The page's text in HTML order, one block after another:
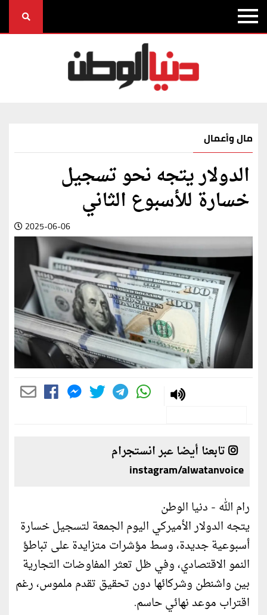
مال وأعمال
الدولار يتجه نحو تسجيل
خسارة للأسبوع الثاني
2025-06-06
تابعنا أيضا عبر انستجرام
instagram/alwatanvoice
رام الله - دنيا الوطن
يتجه الدولار الأميركي اليوم الجمعة لتسجيل خسارة
أسبوعية جديدة، وسط مؤشرات متزايدة على تباطؤ
النمو الاقتصادي، وفي ظل تعثر المفاوضات التجارية
بين واشنطن وشركائها دون تحقيق تقدم ملموس، رغم
اقتراب موعد نهائي حاسم.